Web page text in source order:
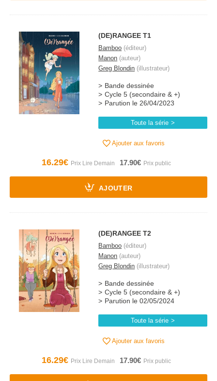
(DE)RANGEE T1
Bamboo (éditeur)
Manon (auteur)
Greg Blondin (illustrateur)
Bande dessinée
Cycle 5 (secondaire & +)
Parution le 26/04/2023
Toute la série
Ajouter aux favoris
16.29€ 17.90€
AJOUTER
(DE)RANGEE T2
Bamboo (éditeur)
Manon (auteur)
Greg Blondin (illustrateur)
Bande dessinée
Cycle 5 (secondaire & +)
Parution le 02/05/2024
Toute la série
Ajouter aux favoris
16.29€ 17.90€